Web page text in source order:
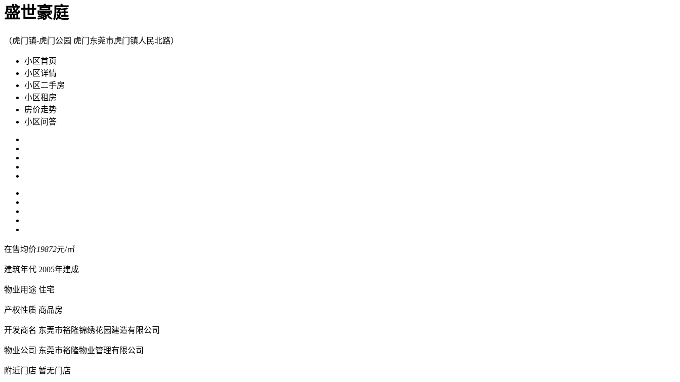
盛世豪庭
（虎门镇-虎门公园 虎门东莞市虎门镇人民北路）
小区首页
小区详情
小区二手房
小区租房
房价走势
小区问答
在售均价19872元/㎡
建筑年代 2005年建成
物业用途 住宅
产权性质 商品房
开发商名 东莞市裕隆锦绣花园建造有限公司
物业公司 东莞市裕隆物业管理有限公司
附近门店 暂无门店